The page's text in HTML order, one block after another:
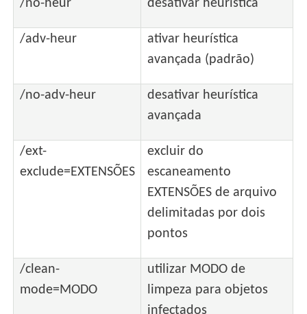
/no-heur desativar heurística
/adv-heur
ativar heurística
avançada (padrão)
/no-adv-heur
desativar heurística
avançada
/ext-
exclude=EXTENSÕES
excluir do
escaneamento
EXTENSÕES de arquivo
delimitadas por dois
pontos
/clean-
mode=MODO
utilizar MODO de
limpeza para objetos
infectados